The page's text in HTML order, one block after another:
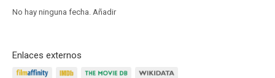
No hay ninguna fecha. Añadir
Enlaces externos